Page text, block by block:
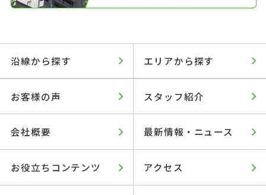
沿線から探す エリアから探す
お客様の声 スタッフ紹介
会社概要 最新情報・ニュース
お役立ちコンテンツ アクセス